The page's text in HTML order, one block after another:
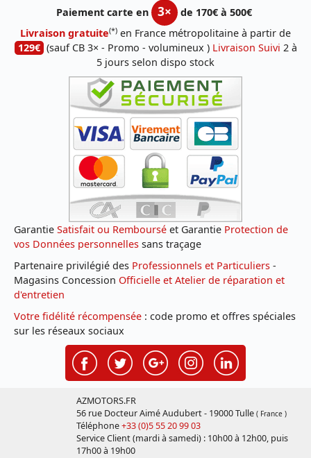
Paiement carte en
3×
de 170€ à 500€
Livraison gratuite(*) en France métropolitaine à partir de
129€ (sauf CB 3× - Promo - volumineux ) Livraison Suivi 2 à
5 jours selon dispo stock
Garantie Satisfait ou Remboursé et Garantie Protection de
vos Données personnelles sans traçage
Partenaire privilégié des Professionnels et Particuliers -
Magasins Concession Officielle et Atelier de réparation et
d'entretien
Votre fidélité récompensée : code promo et offres spéciales
sur les réseaux sociaux
AZMOTORS.FR
56 rue Docteur Aimé Audubert - 19000 Tulle ( France )
Téléphone+33 (0)5 55 20 99 03
Service Client (mardi à samedi) : 10h00 à 12h00, puis
17h00 à 19h00